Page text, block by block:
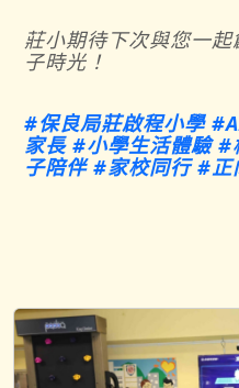
莊小期待下次與您一
子時光！
#保良局莊啟程小學
家長 #小學生活體驗 #
子陪伴 #家校同行 #正